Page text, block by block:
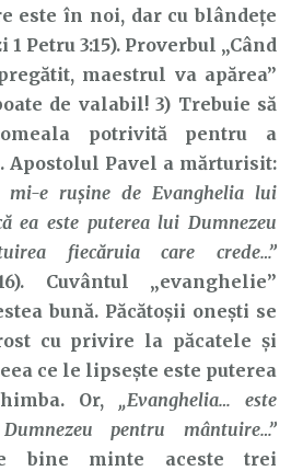
este în noi, dar cu blândeţe
1 Petru 3:15). Proverbul „Când
maestrul va apărea”
de valabil! 3) Trebuie să
potrivită pentru a
Apostolul Pavel a mărturisit:
mi-e rușine de Evanghelia lui
ea este puterea lui Dumnezeu
fiecăruia care crede…”
Cuvântul „evanghelie”
bună. Păcătoșii onești se
cu privire la păcatele și
ce le lipsește este puterea
Or, „Evanghelia… este
pentru mântuire…”
bine minte aceste trei